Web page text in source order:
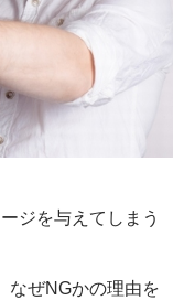
ジを与えてしまう
なぜNGかの理由を